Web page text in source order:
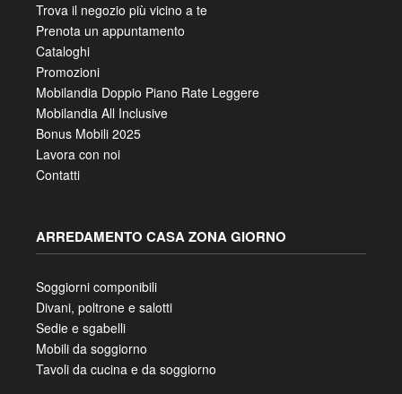
Trova il negozio più vicino a te
Prenota un appuntamento
Cataloghi
Promozioni
Mobilandia Doppio Piano Rate Leggere
Mobilandia All Inclusive
Bonus Mobili 2025
Lavora con noi
Contatti
ARREDAMENTO CASA ZONA GIORNO
Soggiorni componibili
Divani, poltrone e salotti
Sedie e sgabelli
Mobili da soggiorno
Tavoli da cucina e da soggiorno